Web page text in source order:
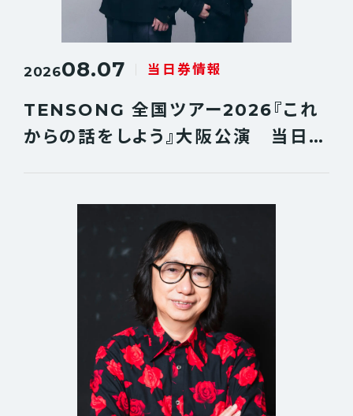
BRYAN ADAMS
CARLOS MARIN
JOSH GROBAN
KRAFTWERK
KENNY G
LIVE BUZZ FESTIVAL
MICHAEL SCHENKER
MR.BIG
THE BLACK CROWES
Unlucky Morpheus
YOSHIKI
秋山歌謡祭
今井俊輔
ウドー音楽事務所
フジタ カコ
サウンドメッセ
202608.07 当日券情報
TENSONG 全国ツアー2026『これ
からの話をしよう』大阪公演 当日券